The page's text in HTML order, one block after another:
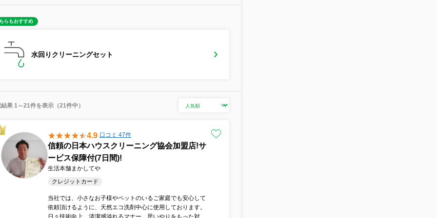
らもおすすめ
水回りクリーニングセット
果 1～21件を表示（21件中）
4.9 口コミ 47件
信頼の日本ハウスクリーニング協会加盟店!サ
ービス保障付(7日間)!
生活本舗まかしてや
クレジットカード
当社では、小さなお子様やペットのいるご家庭でも安心して
依頼頂けるように、天然エコ洗剤中心に使用しております。
日々技術向上、清潔感溢れるマナー、思いやりをもった対応